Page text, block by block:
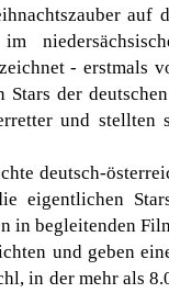
auf
im
- erstmals
der
und
deutsch-
eigentlichen
in begleitenden
und geben
in der mehr als